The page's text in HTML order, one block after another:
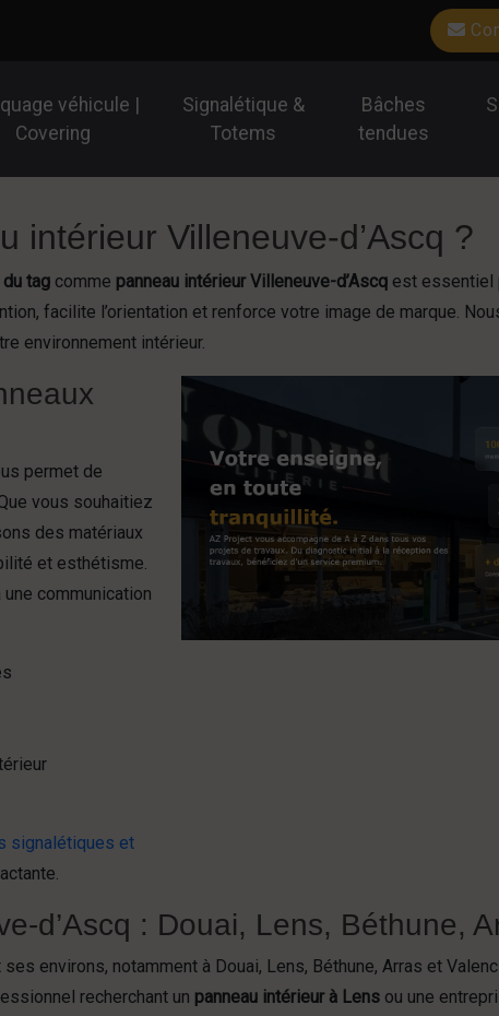
véhicule |
Covering
Signalétique &
Totems
Bâches
tendues
intérieur Villeneuve-d’Ascq ?
tag comme panneau intérieur Villeneuve-d’Ascq est essentiel
facilite l’orientation et renforce votre image de marque.
environnement intérieur.
permet de
vous souhaitiez
des matériaux
et esthétisme.
communication
signalétiques et
d’Ascq : Douai, Lens, Béthune,
environs, notamment à Douai, Lens, Béthune, Arras et
recherchant un panneau intérieur à Lens ou une